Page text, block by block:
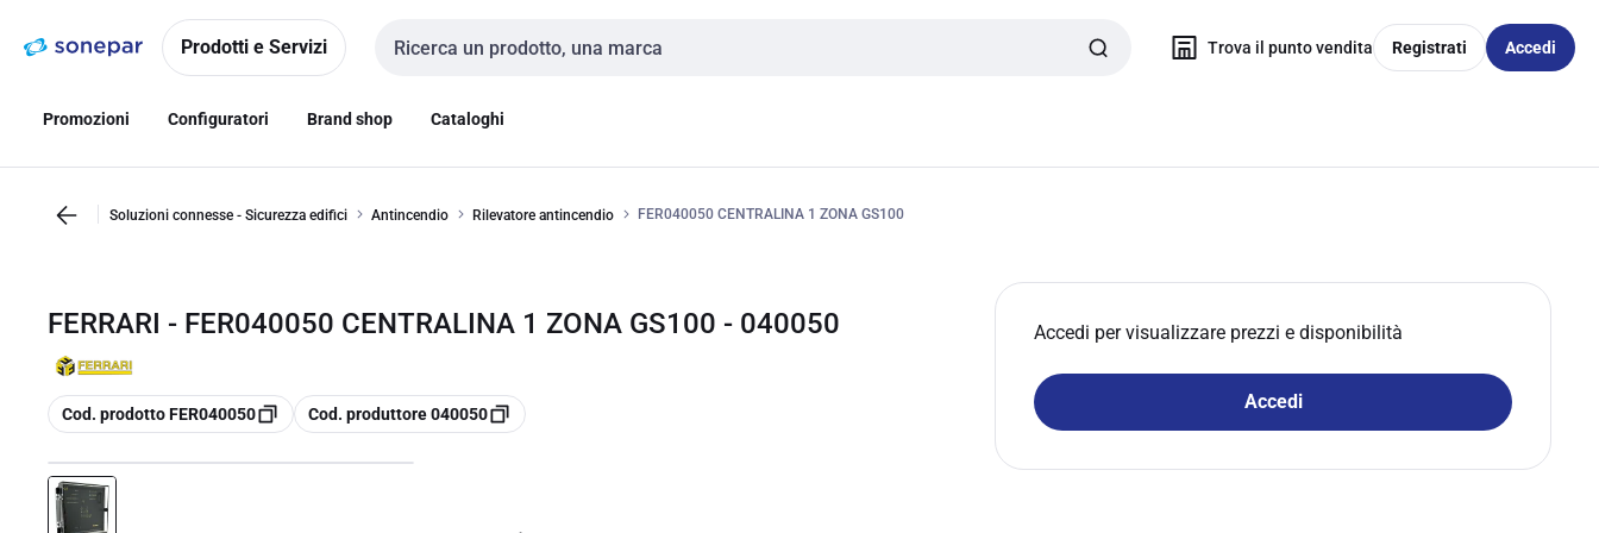
navigazionealla
Prodotti e Servizi
Cerca input
Trova il punto vendita Registrati Accedi
Promozioni Configuratori Brand shop Cataloghi
Soluzioni connesse - Sicurezza edifici Antincendio Rilevatore antincendio FER040050 CENTRALINA 1 ZONA GS100
FERRARI - FER040050 CENTRALINA 1 ZONA GS100 - 040050
copia
Cod. prodotto FER040050 copia
Cod. produttore 040050
Accedi per visualizzare prezzi e disponibilità
Accedi